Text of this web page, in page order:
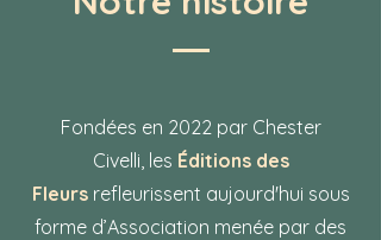
Fondées en 2022 par Chester
Civelli, les Éditions des
Fleurs refleurissent aujourd'hui sous
forme d’Association menée par des